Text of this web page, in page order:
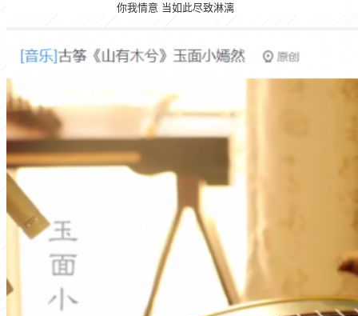
你我情意 当如此尽致淋漓